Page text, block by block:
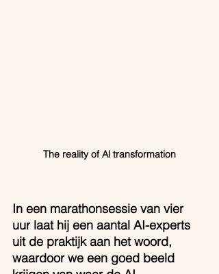
The reality of Al transformation
In een marathonsessie van vier
uur laat hij een aantal AI-experts
uit de praktijk aan het woord,
waardoor we een goed beeld